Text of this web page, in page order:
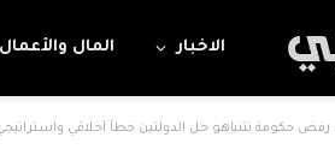
الاخبار المال والأعمال
رفض حكومة نتنياهو حل الدولتين خطأ أخلاقي